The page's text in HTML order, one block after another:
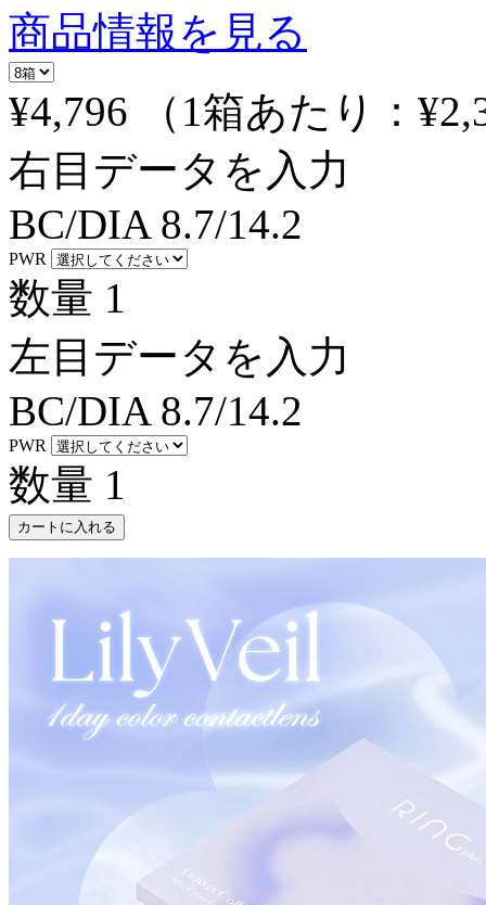
商品情報を見る
¥4,796
（1箱あたり：
右目データを入力
BC/DIA 8.7/14.2
PWR
数量 1
左目データを入力
BC/DIA 8.7/14.2
PWR
数量 1
カートに入れる